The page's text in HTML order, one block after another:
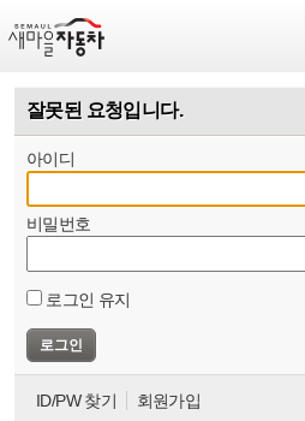
잘못된 요청입니다.
아이디
비밀번호
로그인 유지
ID/PW 찾기 회원가입